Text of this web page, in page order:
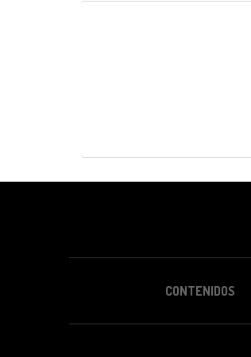
CONTENIDOS